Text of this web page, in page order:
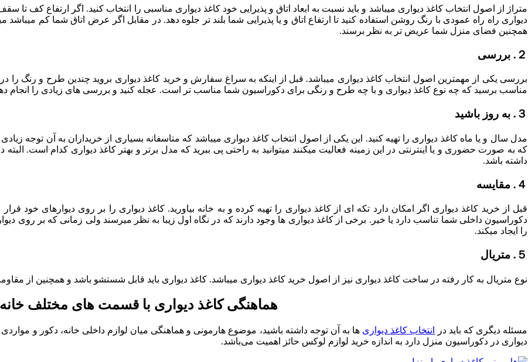
متراژ از اصول انتخاب کاغذ دیواری میباشد و باید نسبت به ابعاد اتاق و پذیرایی خود کاغذ دیواری مناسبی را انتخاب کنید. اگر ارتفاع کف تا
دیواری راه راه عمودی با رنگ روشن استفاده کنید تا ارتفاع اتاق و یا پذیرایی شما بلند تر جلوه دهد. در مقابل اگر عرض اتاق شما کم میباشد
همچنین فضای منزل شما عریض تر به نظر برسند.
２. بررسی
بررسی یکی از مهمترین اصول انتخاب کاغذ دیواری میباشد. قبل از اینکه به سراغ سفارش و خرید کاغذ دیواری بروید چندین طرح و رنگ را
مناسب برسید که چه نوع کاغذ دیواری و با چه طرح و رنگی برای دکوراسیون شما مناسب تر است. عجله کنید و بررسی های زیادی را انجام دهید
３. به روز باشید
مدل سال و یا ماه کاغذ دیواری را تهیه کنید. این یکی از اصول انتخاب کاغذ دیواری میباشد که متاسفانه بسیاری از خریداران به آن توجه
که به صورت حضوری و یا اینترنتی در این زمینه فعالیت میکنند میتوانید به راحتی پی ببرید که مدل برتر و بهتر کاغذ دیواری کدام است.
داشته باشد.
４. مقایسه
قبل از خرید کاغذ دیواری اگر امکان دارد تکه ای از کاغذ دیواری را تهیه کرده و به خانه بیاورید. کاغذ دیواری را بر روی دیوارهای خود
دکوراسیون داخلی شما تناسب دارد یا خیر. برخی از کاغذ دیواری ها وجود دارند که در نگاه اول زیبا به نظر میرسند ولی زمانی که بر روی
را ایجاد میکند.
５. متریال
نوع متریال به کار رفته در ساخت کاغذ دیواری نیز از اصول خرید کاغذ دیواری میباشد. کاغذ دیواری باید قابل شستشو باشد و همچنین از
هماهنگی کاغذ دیواری با قسمت های مختلف خانه
مسئله دیگری که باید در انتخاب کاغذ دیواری ها به آن توجه داشته باشید، موضوع هارمونی و هماهنگی میان لوازم داخلی خانه، دکور و
دیواری در دکوراسیون منزل دارد به اندازه خرید لوازم لوکس حائز اهمیت می‌باشد.